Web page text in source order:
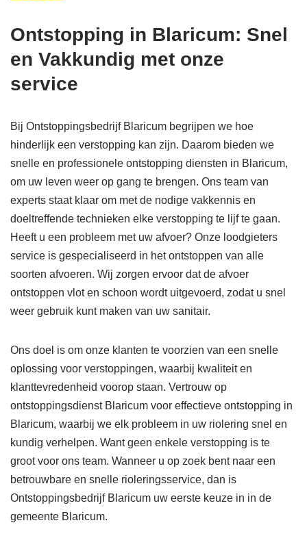
Ontstopping in Blaricum: Snel
en Vakkundig met onze
service
Bij Ontstoppingsbedrijf Blaricum begrijpen we hoe
hinderlijk een verstopping kan zijn. Daarom bieden we
snelle en professionele ontstopping diensten in Blaricum,
om uw leven weer op gang te brengen. Ons team van
experts staat klaar om met de nodige vakkennis en
doeltreffende technieken elke verstopping te lijf te gaan.
Heeft u een probleem met uw afvoer? Onze loodgieters
service is gespecialiseerd in het ontstoppen van alle
soorten afvoeren. Wij zorgen ervoor dat de afvoer
ontstoppen vlot en schoon wordt uitgevoerd, zodat u snel
weer gebruik kunt maken van uw sanitair.
Ons doel is om onze klanten te voorzien van een snelle
oplossing voor verstoppingen, waarbij kwaliteit en
klanttevredenheid voorop staan. Vertrouw op
ontstoppingsdienst Blaricum voor effectieve ontstopping in
Blaricum, waarbij we elk probleem in uw riolering snel en
kundig verhelpen. Want geen enkele verstopping is te
groot voor ons team. Wanneer u op zoek bent naar een
betrouwbare en snelle rioleringsservice, dan is
Ontstoppingsbedrijf Blaricum uw eerste keuze in in de
gemeente Blaricum.